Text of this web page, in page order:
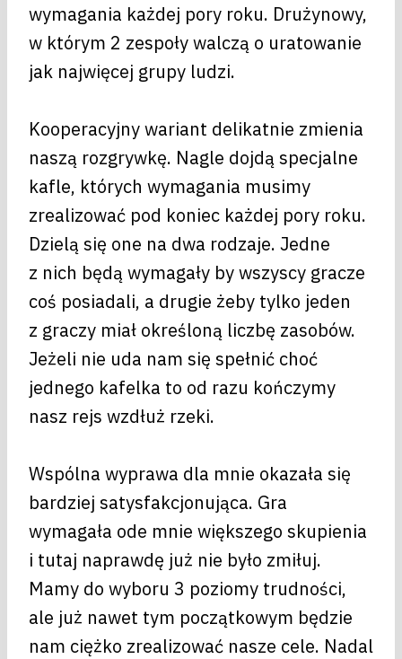
wymagania każdej pory roku. Drużynowy,
w którym 2 zespoły walczą o uratowanie
jak najwięcej grupy ludzi.
Kooperacyjny wariant delikatnie zmienia
naszą rozgrywkę. Nagle dojdą specjalne
kafle, których wymagania musimy
zrealizować pod koniec każdej pory roku.
Dzielą się one na dwa rodzaje. Jedne
z nich będą wymagały by wszyscy gracze
coś posiadali, a drugie żeby tylko jeden
z graczy miał określoną liczbę zasobów.
Jeżeli nie uda nam się spełnić choć
jednego kafelka to od razu kończymy
nasz rejs wzdłuż rzeki.
Wspólna wyprawa dla mnie okazała się
bardziej satysfakcjonująca. Gra
wymagała ode mnie większego skupienia
i tutaj naprawdę już nie było zmiłuj.
Mamy do wyboru 3 poziomy trudności,
ale już nawet tym początkowym będzie
nam ciężko zrealizować nasze cele. Nadal